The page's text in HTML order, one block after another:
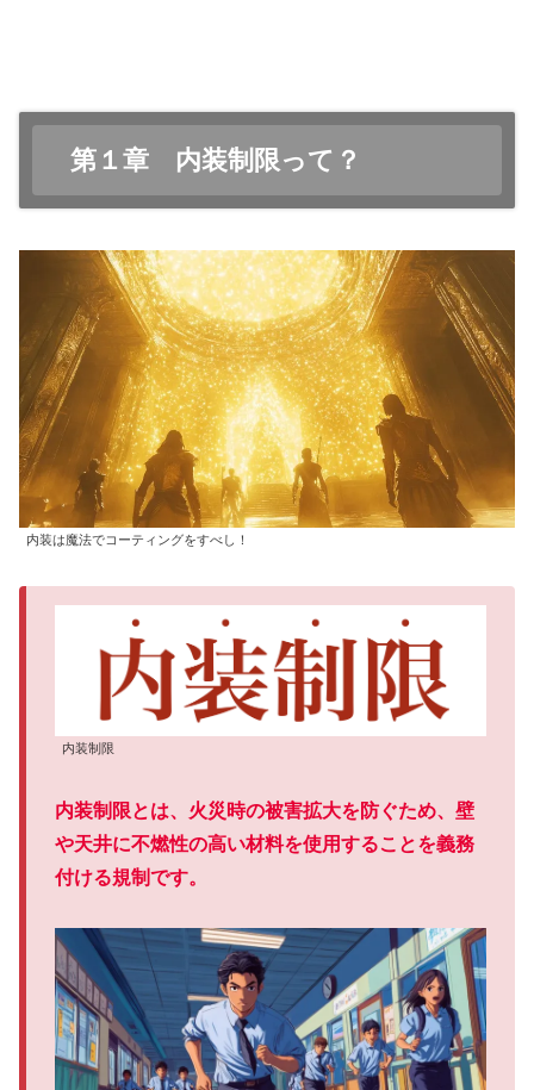
第１章 内装制限って？
内装は魔法でコーティングをすべし！
内装制限
内装制限とは、火災時の被害拡大を防ぐため、壁
や天井に不燃性の高い材料を使用することを義務
付ける規制です。